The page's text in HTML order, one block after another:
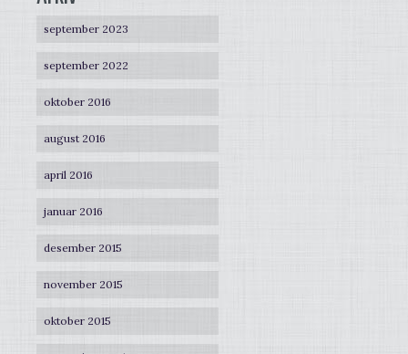
september 2023
september 2022
oktober 2016
august 2016
april 2016
januar 2016
desember 2015
november 2015
oktober 2015